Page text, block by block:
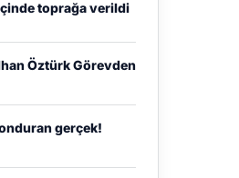
toprağa verildi
Öztürk Görevden
gerçek!